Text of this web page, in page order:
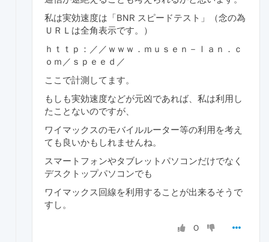
私は実効速度は「BNR スピードテスト」（念の為
ＵＲＬは全角表示です。）
ｈｔｔｐ：／／ｗｗｗ．ｍｕｓｅｎ－ｌａｎ．ｃ
ｏｍ／ｓｐｅｅｄ／
ここで計測してます。
もしも実効速度などが元凶であれば、私は利用し
たことないのですが、
ワイマックスのモバイルルーター等の利用を考え
ても良いかもしれませんね。
スマートフォンやタブレットパソコンだけでなく
デスクトップパソコンでも
ワイマックス回線を利用することが出来るそうで
すし。
0